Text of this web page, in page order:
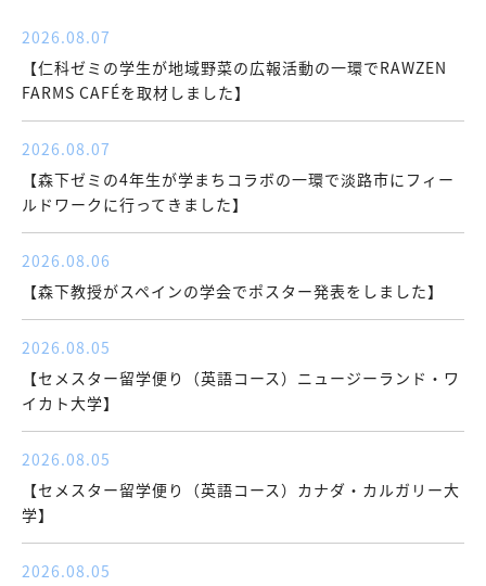
2026.08.07
【仁科ゼミの学生が地域野菜の広報活動の一環でRAWZEN
FARMS CAFÉを取材しました】
2026.08.07
【森下ゼミの4年生が学まちコラボの一環で淡路市にフィー
ルドワークに行ってきました】
2026.08.06
【森下教授がスペインの学会でポスター発表をしました】
2026.08.05
【セメスター留学便り（英語コース）ニュージーランド・ワ
イカト大学】
2026.08.05
【セメスター留学便り（英語コース）カナダ・カルガリー大
学】
2026.08.05